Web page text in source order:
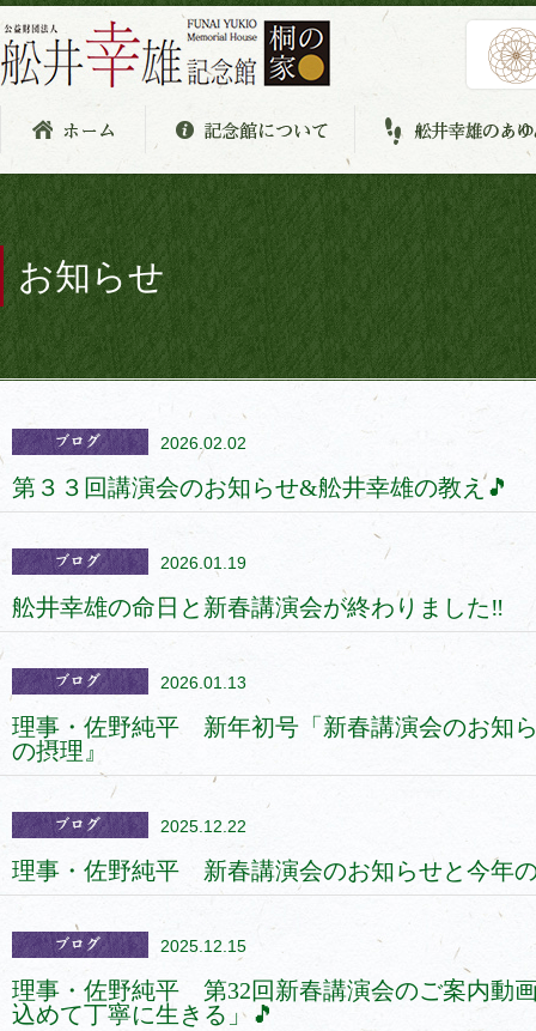
お知らせ
2026.02.02
第３３回講演会のお知らせ&舩井幸雄の教え🎵
2026.01.19
舩井幸雄の命日と新春講演会が終わりました‼️
2026.01.13
理事・佐野純平 新年初号「新春講演会のお知
の摂理』
2025.12.22
理事・佐野純平 新春講演会のお知らせと今年
2025.12.15
理事・佐野純平 第32回新春講演会のご案内動
込めて丁寧に生きる」🎵